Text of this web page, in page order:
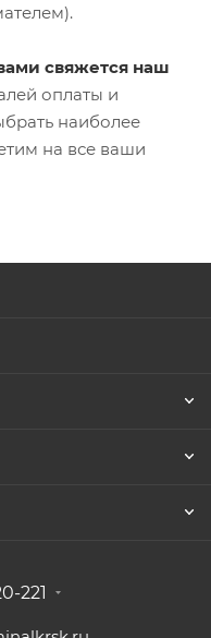
свяжется наш
оплаты и
наиболее
на все ваши
221